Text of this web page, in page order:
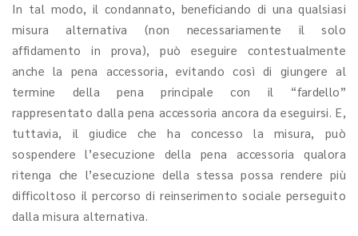
In tal modo, il condannato, beneficiando di una qualsiasi
misura alternativa (non necessariamente il solo
affidamento in prova), può eseguire contestualmente
anche la pena accessoria, evitando così di giungere al
termine della pena principale con il “fardello”
rappresentato dalla pena accessoria ancora da eseguirsi. E,
tuttavia, il giudice che ha concesso la misura, può
sospendere l’esecuzione della pena accessoria qualora
ritenga che l’esecuzione della stessa possa rendere più
difficoltoso il percorso di reinserimento sociale perseguito
dalla misura alternativa.